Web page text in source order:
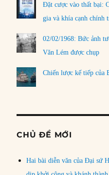
Đặt cược vào thất bại:
gia và khía cạnh chính
02/02/1968: Bức ảnh
Văn Lém được chụp
Chiến lược kế tiếp của
CHỦ ĐỀ MỚI
Hai bài diễn văn của Đại sứ